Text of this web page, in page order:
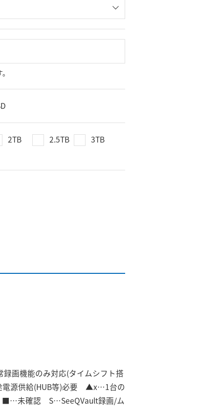
2TB 2.5TB
3TB
機能のみ対応(タイムシフト搭
源供給(HUB等)必要 ▲x…1台の
未確認 S…SeeQVault録画/ム